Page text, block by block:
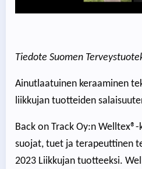
Tiedote Suomen
Ainutlaatuinen keraaminen
liikkujan tuotteiden
Back on Track Oy:n
suojat, tuet ja terapeuttinen
2023 Liikkujan tuotteeksi.